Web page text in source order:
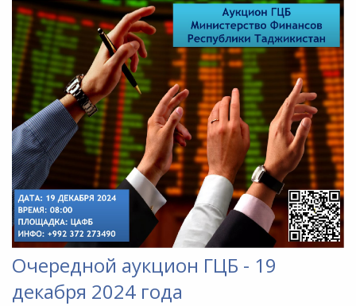
Очередной аукцион ГЦБ - 19
декабря 2024 года